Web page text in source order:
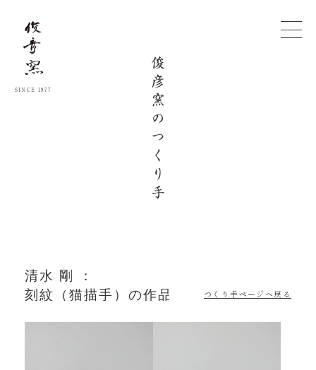
SINCE 1977
つくり手ページへ戻る